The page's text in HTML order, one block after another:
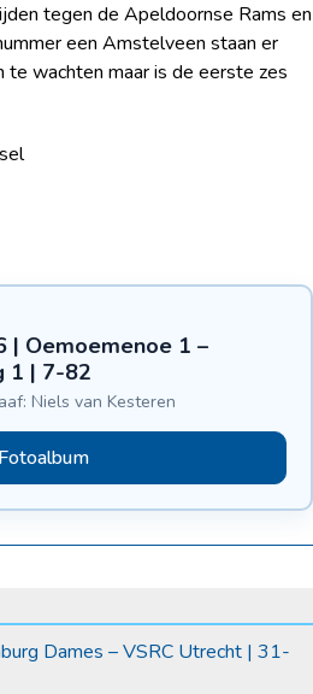
tegen de Apeldoornse Rams en
een Amstelveen staan er
wachten maar is de eerste zes
| Oemoemenoe 1 –
1 | 7-82
Niels van Kesteren
Fotoalbum
Dames – VSRC Utrecht | 31-